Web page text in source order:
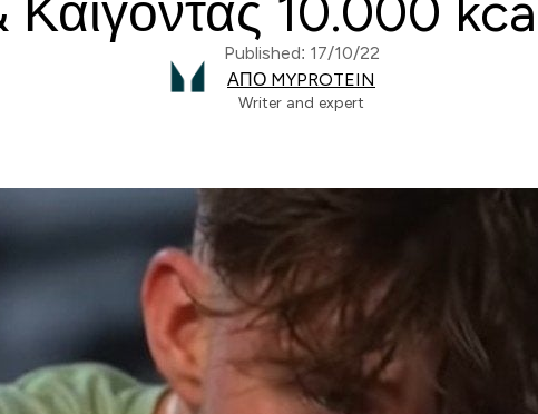
Καίγοντας 10.000
Published: 17/10/22
ΑΠΌ MYPROTEIN
Writer and expert